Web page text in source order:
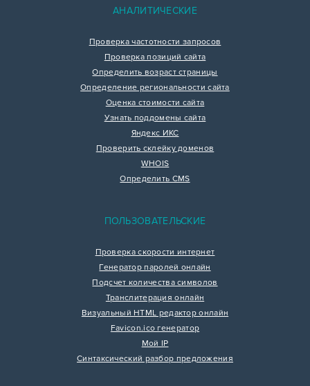
АНАЛИТИЧЕСКИЕ
Проверка частотности запросов
Проверка позиций сайта
Определить возраст страницы
Определение региональности сайта
Оценка стоимости сайта
Узнать поддомены сайта
Яндекс ИКС
Проверить склейку доменов
WHOIS
Определить CMS
ПОЛЬЗОВАТЕЛЬСКИЕ
Проверка скорости интернет
Генератор паролей онлайн
Подсчет количества символов
Транслитерация онлайн
Визуальный HTML редактор онлайн
Favicon.ico генератор
Мой IP
Синтаксический разбор предложения